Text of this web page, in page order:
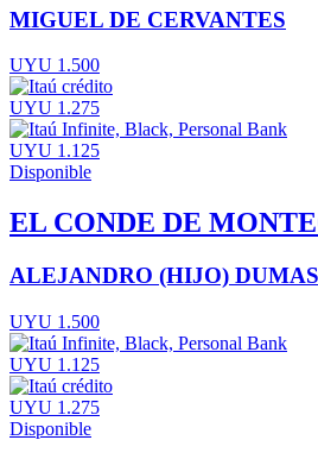
MIGUEL DE CERVANTES
UYU 1.500
UYU 1.275
UYU 1.125
Disponible
EL CONDE DE
ALEJANDRO (HIJO) DUMAS
UYU 1.500
UYU 1.125
UYU 1.275
Disponible